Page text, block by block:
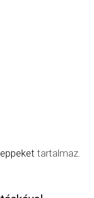
tartalmaz.